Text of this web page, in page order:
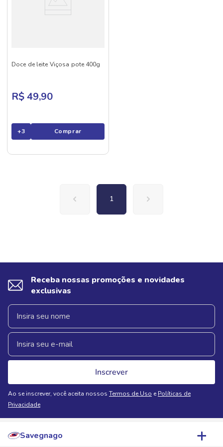
Doce de leite Viçosa pote 400g
R$ 49,90
+3 Comprar
1
Receba nossas promoções e novidades
exclusivas
Inscrever
Ao se inscrever, você aceita nossos Termos de Uso e Políticas de
Privacidade
Savegnago